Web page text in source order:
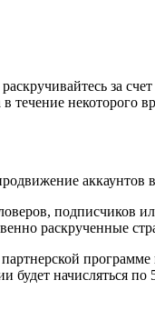
раскручивайтесь за
течение некоторого
подписчиков
раскрученные
будет начисляться